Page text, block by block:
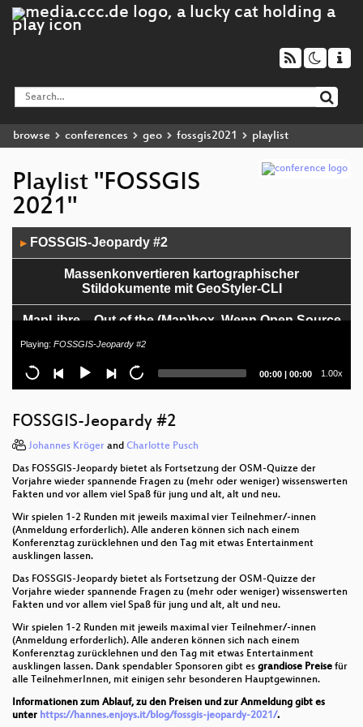
browse conferences geo fossgis2021 playlist
Playlist "FOSSGIS
2021"
Player
▶ FOSSGIS-Jeopardy #2
Massenkonvertieren kartographischer
Stildokumente mit GeoStyler-CLI
MapLibre – Out of the (Map)box. Wenn Open Source
Serviceportal Stadt Bielefeld: Unterstützung durch
Open Source basierte Geofunktionalität
Aufbau eines Geoportals mit QGIS Server und
QWC2
Bereitstellung INSPIRE-konformer Dienste - Beispiel
einer interkommunalen Zusammenarbeit (IKZ)
Die Benutzerfreundliche Pflege einer
Geodateninfrastruktur mit GeOrchestra Datafeeder
Erfassung und Visualisierung der Personenanzahl
in Gebäuden unter Verwendung des Internets der
Dinge
Webassembly: Wo wir sind und wo es hingehen
könnte
Site Reliability Engineering (SRE) in Geo-Diensten
GBD WebSuite Demo-Session
Playing: FOSSGIS-Jeopardy #2
Current
00:00 | Total
00:00 1.00x
FOSSGIS-Jeopardy #2
Johannes Kröger and Charlotte Pusch
Das FOSSGIS-Jeopardy bietet als Fortsetzung der OSM-Quizze der
Vorjahre wieder spannende Fragen zu (mehr oder weniger) wissenswerten
Fakten und vor allem viel Spaß für jung und alt, alt und neu.
Wir spielen 1-2 Runden mit jeweils maximal vier Teilnehmer/-innen
(Anmeldung erforderlich). Alle anderen können sich nach einem
Konferenztag zurücklehnen und den Tag mit etwas Entertainment
ausklingen lassen.
Das FOSSGIS-Jeopardy bietet als Fortsetzung der OSM-Quizze der
Vorjahre wieder spannende Fragen zu (mehr oder weniger) wissenswerten
Fakten und vor allem viel Spaß für jung und alt, alt und neu.
Wir spielen 1-2 Runden mit jeweils maximal vier Teilnehmer/-innen
(Anmeldung erforderlich). Alle anderen können sich nach einem
Konferenztag zurücklehnen und den Tag mit etwas Entertainment
ausklingen lassen. Dank spendabler Sponsoren gibt es grandiose Preise für
alle TeilnehmerInnen, mit einigen sehr besonderen Hauptgewinnen.
Informationen zum Ablauf, zu den Preisen und zur Anmeldung gibt es
unter https://hannes.enjoys.it/blog/fossgis-jeopardy-2021/.